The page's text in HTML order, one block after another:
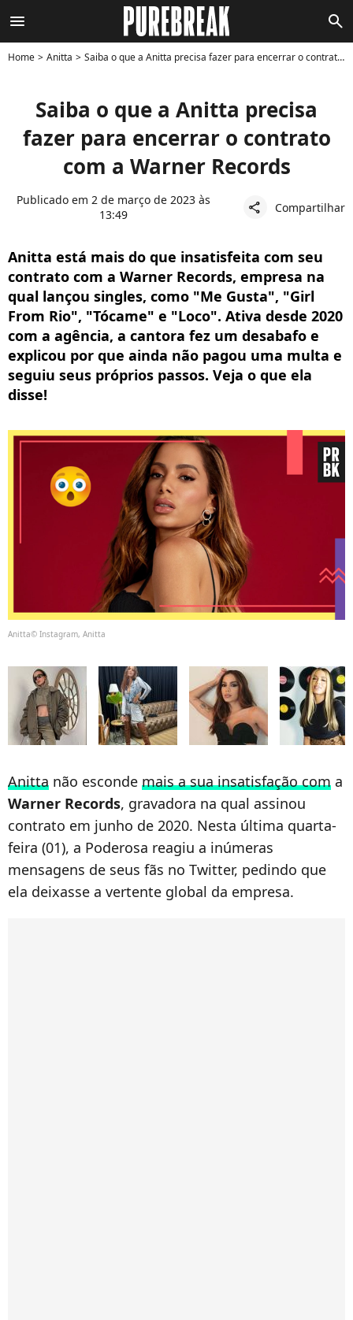
menu search
Home Anitta Saiba o que a Anitta precisa fazer para encerrar o contrato com a Warner Records
Saiba o que a Anitta precisa
fazer para encerrar o contrato
com a Warner Records
Publicado em 2 de março de 2023 às
13:49
share Compartilhar
Anitta está mais do que insatisfeita com seu
contrato com a Warner Records, empresa na
qual lançou singles, como "Me Gusta", "Girl
From Rio", "Tócame" e "Loco". Ativa desde 2020
com a agência, a cantora fez um desabafo e
explicou por que ainda não pagou uma multa e
seguiu seus próprios passos. Veja o que ela
disse!
Anitta© Instagram, Anitta
Anitta não esconde mais a sua insatisfação com a
Warner Records, gravadora na qual assinou
contrato em junho de 2020. Nesta última quarta-
feira (01), a Poderosa reagiu a inúmeras
mensagens de seus fãs no Twitter, pedindo que
ela deixasse a vertente global da empresa.